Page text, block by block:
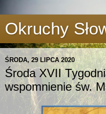
Okruchy
ŚRODA, 29 LIPCA 2020
Środa XVII
wspomnienie św.